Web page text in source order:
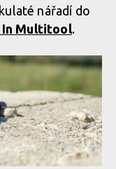
nářadí do
Multitool.